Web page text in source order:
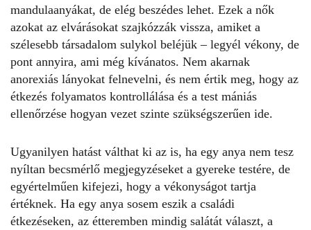
mandulaanyákat, de elég beszédes lehet. Ezek a nők
azokat az elvárásokat szajkózzák vissza, amiket a
szélesebb társadalom sulykol beléjük – legyél vékony, de
pont annyira, ami még kívánatos. Nem akarnak
anorexiás lányokat felnevelni, és nem értik meg, hogy az
étkezés folyamatos kontrollálása és a test mániás
ellenőrzése hogyan vezet szinte szükségszerűen ide.
Ugyanilyen hatást válthat ki az is, ha egy anya nem tesz
nyíltan becsmérlő megjegyzéseket a gyereke testére, de
egyértelműen kifejezi, hogy a vékonyságot tartja
értéknek. Ha egy anya sosem eszik a családi
étkezéseken, az étteremben mindig salátát választ, a